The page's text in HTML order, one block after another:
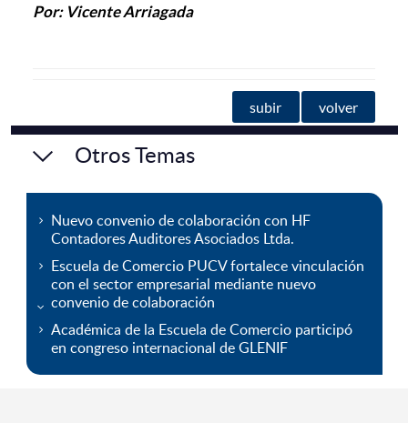
Por: Vicente Arriagada
subir volver
Otros Temas
Nuevo convenio de colaboración con HF
Contadores Auditores Asociados Ltda.
Escuela de Comercio PUCV fortalece vinculación
con el sector empresarial mediante nuevo
convenio de colaboración
Académica de la Escuela de Comercio participó
en congreso internacional de GLENIF